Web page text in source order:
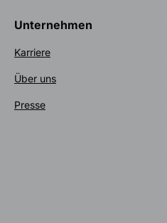
Unternehmen
Karriere
Über uns
Presse